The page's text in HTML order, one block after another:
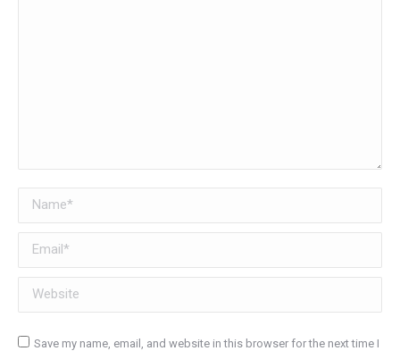
Name *
Email *
Website
Save my name, email, and website in this browser for the next time I